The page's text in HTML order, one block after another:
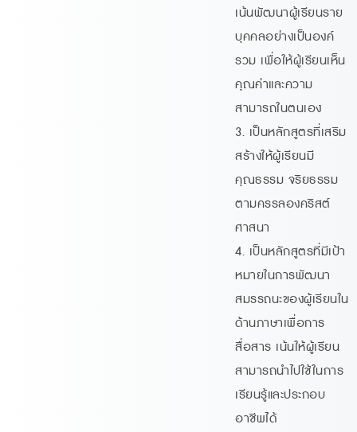
เน้นพัฒนาผู้เรียนราย
บุคคลอย่างเป็นองค์
รวม เพื่อให้ผู้เรียนเห็น
คุณค่าและความ
สามารถในตนเอง
3. เป็นหลักสูตรที่เสริม
สร้างให้ผู้เรียนมี
คุณธรรม จริยธรรม
ตามครรลองคริสต์
ศาสนา
4. เป็นหลักสูตรที่มีเป้า
หมายในการพัฒนา
สมรรถนะของผู้เรียนใน
ด้านภาษาเพื่อการ
สื่อสาร เน้นให้ผู้เรียน
สามารถนำไปใช้ในการ
เรียนรู้และประกอบ
อาชีพได้